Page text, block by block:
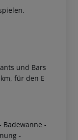
und Bars
für den E
Badewanne -
-